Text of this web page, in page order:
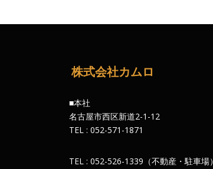
株式会社カムロ
■本社
名古屋市西区新道2-1-12
TEL : 052-571-1871
TEL : 052-526-1339（不動産・駐車場）